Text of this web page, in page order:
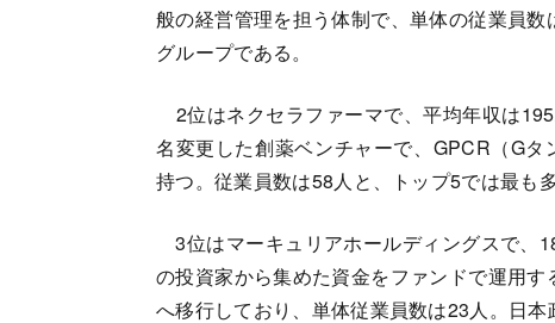
般の経営管理を担う体制で、単体の従業員
グループである。
2位はネクセラファーマで、平均年収は
名変更した創薬ベンチャーで、GPCR（G
持つ。従業員数は58人と、トップ5では最も多
3位はマーキュリアホールディングスで、
の投資家から集めた資金をファンドで運用
へ移行しており、単体従業員数は23人。日本